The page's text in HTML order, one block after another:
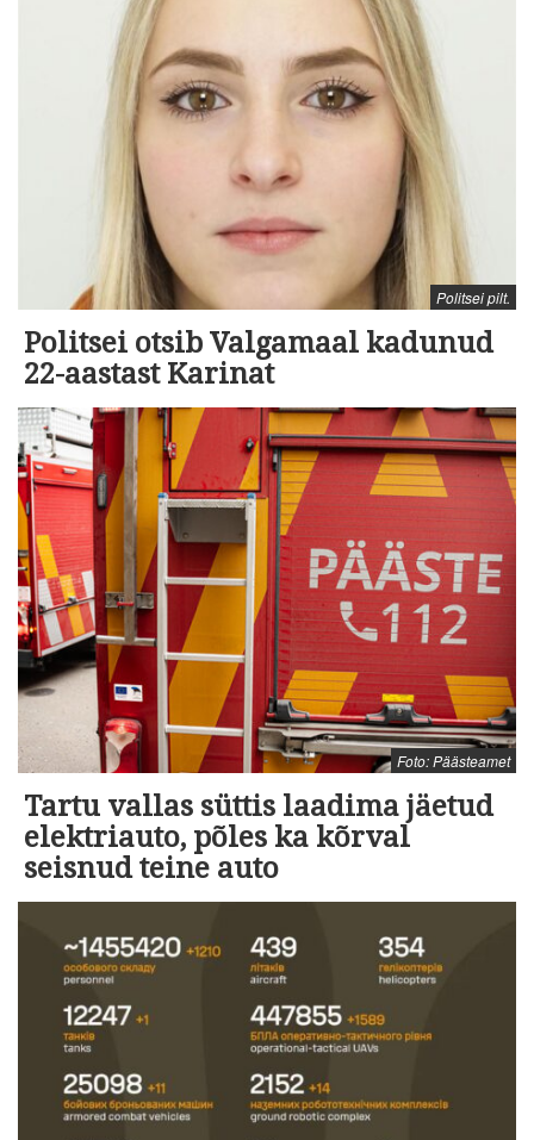
Politsei pilt.
Politsei otsib Valgamaal kadunud
22-aastast Karinat
Foto: Päästeamet
Tartu vallas süttis laadima jäetud
elektriauto, põles ka kõrval
seisnud teine auto